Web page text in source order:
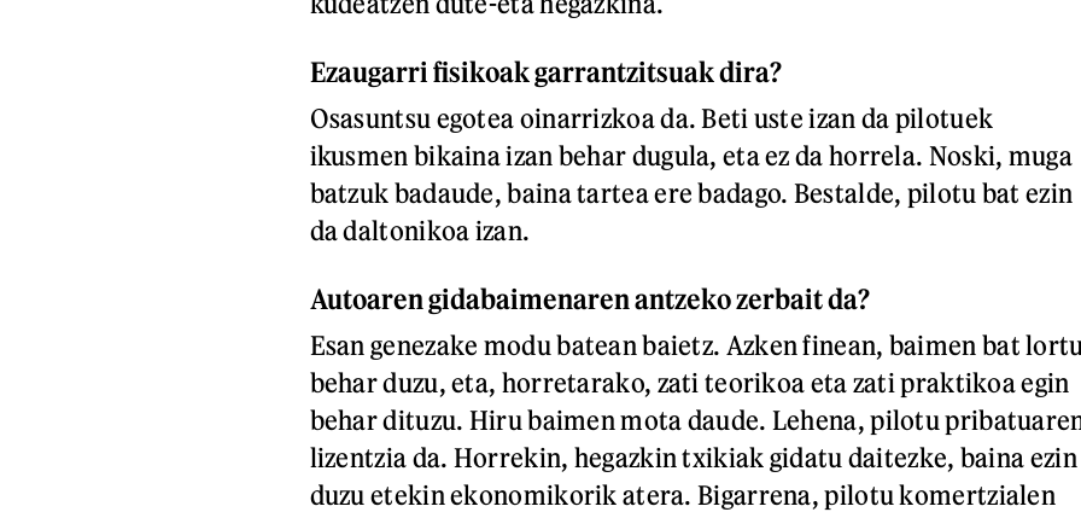
Ezaugarri fisikoak garrantzitsuak dira?
Osasuntsu egotea oinarrizkoa da. Beti uste izan da pilotuek
ikusmen bikaina izan behar dugula, eta ez da horrela. Noski, muga
batzuk badaude, baina tartea ere badago. Bestalde, pilotu bat ezin
da daltonikoa izan.
Autoaren gidabaimenaren antzeko zerbait da?
Esan genezake modu batean baietz. Azken finean, baimen bat
behar duzu, eta, horretarako, zati teorikoa eta zati praktikoa egin
behar dituzu. Hiru baimen mota daude. Lehena, pilotu
lizentzia da. Horrekin, hegazkin txikiak gidatu daitezke, baina ezin
duzu etekin ekonomikorik atera. Bigarrena, pilotu komertzialen